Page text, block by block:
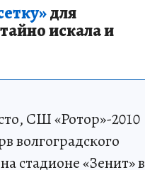
для
искала и
СШ «Ротор»-2010
волгоградского
стадионе «Зенит» в